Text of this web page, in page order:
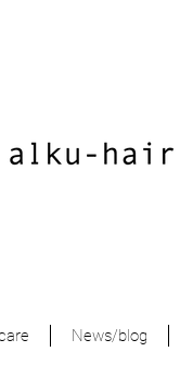
News/blog